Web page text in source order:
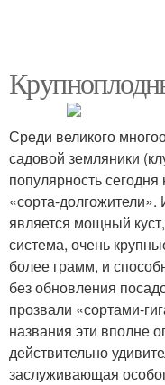
Среди великого
садовой земляники
популярность
«сорта-
является мощный
система, очень
более грамм, и
без обновления
прозвали «сортами-
названия эти вполне
действительно
заслуживающая